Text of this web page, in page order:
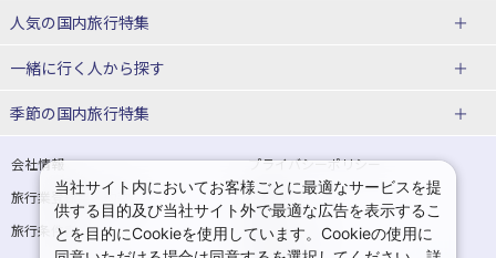
宮城県
山形県
関東
埼玉県 千葉県
茨城県 栃木県
青森県ホテル・旅館
宮城県ホテル・旅館
山形県ホテル・旅館
東京都ホテル・旅館 神奈川県ホテル・旅館
埼玉県ホテル・旅館 千葉県ホテル・旅館
湯の川温泉(北海道)
十勝川温泉(北海道)
洞爺湖温泉(北海道)
層雲峡温泉(北海道)
東北
花巻温泉(岩手) 蔵王温泉(山形)
北海道旅行・ツアー
東北
青森旅行・ツアー 岩手旅行・ツアー
宮城旅行・ツアー 秋田旅行・ツアー
山形旅行・ツアー 福島旅行・ツアー
人気の国内旅行特集
東京ディズニーリゾート®への旅
ユニバーサル・スタジオ・ジャパ
一緒に行く人から探す
一人旅 国内版
カップル・夫婦旅行 国内版 女子旅 国内版
卒業旅行・学生旅行 国内版
季節の国内旅行特集
桜・お花見特集
ゴールデンウィーク（GW）の国内
旅行
夏休み・お盆の国内旅行 7月の国内旅行
会社情報
プライバシーポリシー
旅行業登録票・約款
規約集
旅行条件書
商標について
当社サイト内においてお客様ごとに最適なサービスを提
供する目的及び当社サイト外で最適な広告を表示するこ
とを目的にCookieを使用しています。Cookieの使用に